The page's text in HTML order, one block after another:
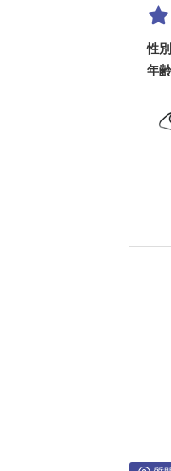
性
年